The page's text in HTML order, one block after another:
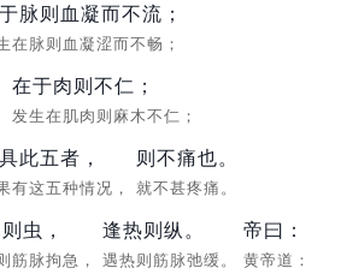
脉则血凝而不流；
在脉则血凝涩而不畅；
在于肉则不仁；
发生在肌肉则麻木不仁；
此五者，
有这五种情况，
则不痛也。
就不甚疼痛。
虫，
筋脉拘急，
逢热则纵。
遇热则筋脉弛缓。
帝曰：
黄帝道：